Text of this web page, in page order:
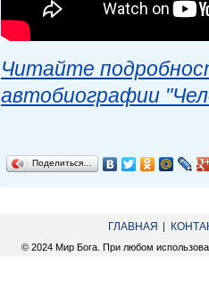
Читайте
автобиографии
Поделиться…
ГЛАВНАЯ
© 2024 Мир Бога. При любом